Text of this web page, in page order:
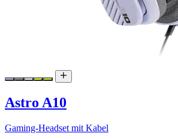
Astro A10
Gaming-Headset mit Kabel